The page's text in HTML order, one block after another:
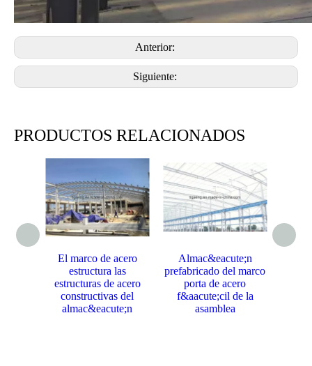
Anterior:
Siguiente:
PRODUCTOS RELACIONADOS
El marco de acero
estructura las
estructuras de acero
constructivas del
almac&eacute;n
Almac&eacute;n
prefabricado del marco
porta de acero
f&aacute;cil de la
asamblea